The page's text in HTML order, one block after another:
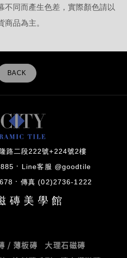
不同而產生色差，實際顏色請以
商品為主。
BACK
路二段222號+224號2樓
Line客服 @goodtile
傳真 (02)2736-1222
磚美學館
/ 薄板磚
大理石磁磚